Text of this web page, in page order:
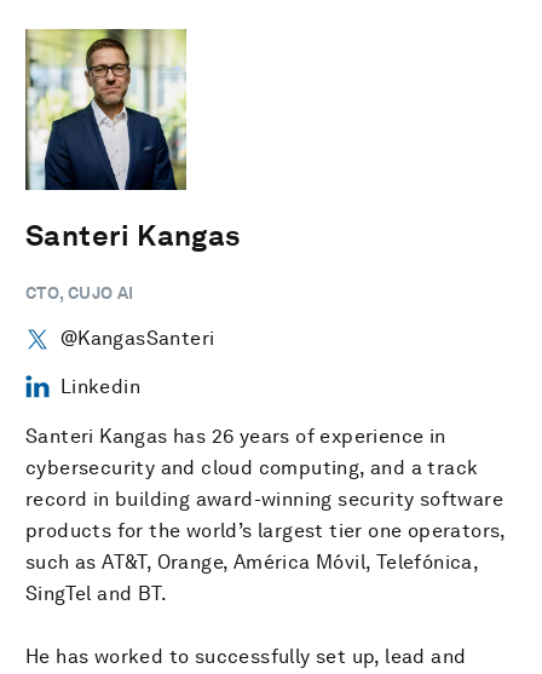
Santeri Kangas
CTO, CUJO AI
@KangasSanteri
Linkedin
Santeri Kangas has 26 years of experience in
cybersecurity and cloud computing, and a track
record in building award-winning security software
products for the world’s largest tier one operators,
such as AT&T, Orange, América Móvil, Telefónica,
SingTel and BT.
He has worked to successfully set up, lead and